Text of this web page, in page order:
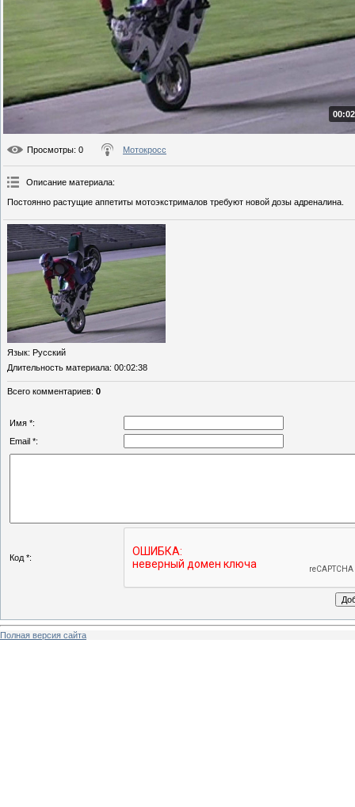
Просмотры: 0 Мотокросс
Описание материала:
Постоянно растущие аппетиты мотоэкстрималов требуют новой дозы адреналина.
Язык: Русский
Длительность материала: 00:02:38
Всего комментариев: 0
Имя *:
Email *:
Код *:
Полная версия сайта